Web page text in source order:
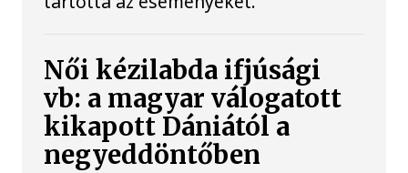
Női kézilabda ifjúsági
vb: a magyar válogatott
kikapott Dániától a
negyeddöntőben